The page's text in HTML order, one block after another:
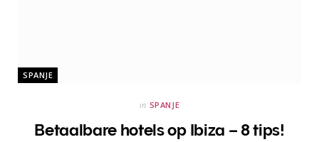
SPANJE
in SPANJE
Betaalbare hotels op Ibiza – 8 tips!